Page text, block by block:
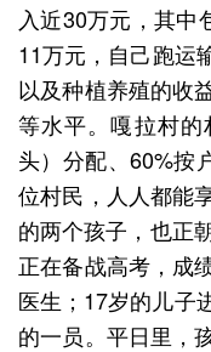
入近30万元，其中
11万元，自己跑运
以及种植养殖的收
等水平。嘎拉村的
头）分配、60%按
位村民，人人都能
的两个孩子，也正
正在备战高考，成
医生；17岁的儿子
的一员。平日里，